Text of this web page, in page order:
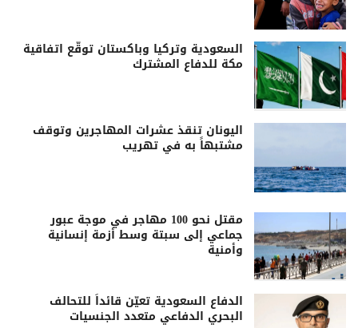
السعودية وتركيا وباكستان توقّع اتفاقية
مكة للدفاع المشترك
اليونان تنقذ عشرات المهاجرين وتوقف
مشتبهاً به في تهريب
مقتل نحو 100 مهاجر في موجة عبور
جماعي إلى سبتة وسط أزمة إنسانية
وأمنية
الدفاع السعودية تعيّن قائداً للتحالف
البحري الدفاعي متعدد الجنسيات